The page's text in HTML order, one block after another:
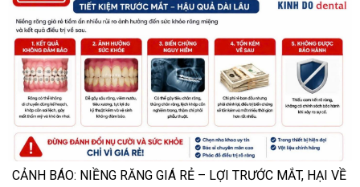
CẢNH BÁO: NIỀNG RĂNG GIÁ RẺ – LỢI TRƯỚC MẮT, HẠI VỀ